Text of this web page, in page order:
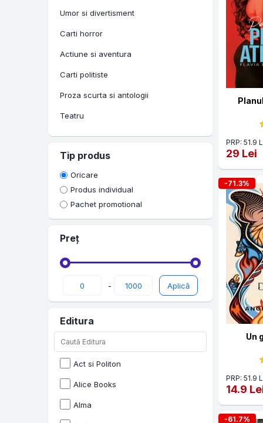
Umor si divertisment
Carti horror
Actiune si aventura
Carti politiste
Proza scurta si antologii
Teatru
Literatura LGBT
Carti premiate
Carti ecranizate
Literatura contemporana
Literatura romana
Tip produs
Oricare
Produs individual
Pachet promotional
Preț
-
Editura
Act si Politon
Alice Books
Alma
PRP: 51.9
29 Lei
-71.3%
Un
PRP: 51.9
14.9
-61.7%